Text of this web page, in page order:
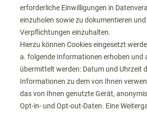
erforderliche Einwilligungen in
einzuholen sowie zu dokumentieren
Verpflichtungen einzuhalten.
Hierzu können Cookies eingesetzt
a. folgende Informationen erhoben und
übermittelt werden: Datum und Uhrzeit
Informationen zu dem von Ihnen
das von Ihnen genutzte Gerät,
Opt-in- und Opt-out-Daten. Eine